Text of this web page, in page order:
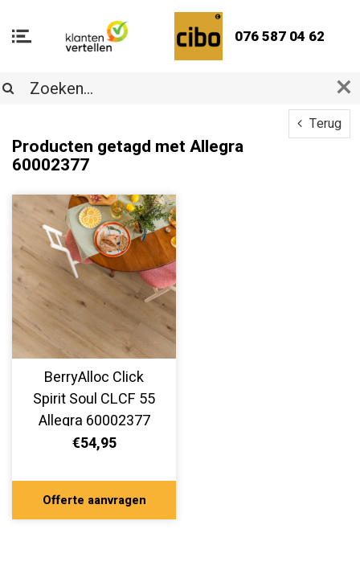
076 587 04 62
Terug
Producten getagd met Allegra
60002377
BerryAlloc Click
Spirit Soul CLCF 55
Allegra 60002377
€54,95
Offerte aanvragen